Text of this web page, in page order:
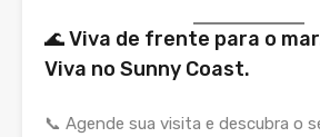
🌊 Viva de frente para o
Viva no Sunny Coast.
📞 Agende sua visita e descubra o